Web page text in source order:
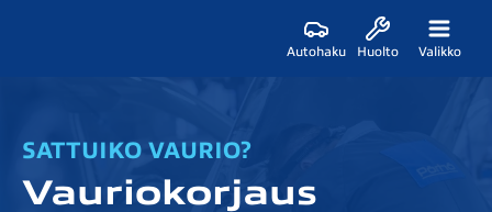
Autohaku Huolto Valikko
Vauriokorjaus
SATTUIKO VAURIO?